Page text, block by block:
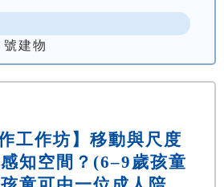
建物
工作坊】移動與尺度
知空間？(6–9歲孩童